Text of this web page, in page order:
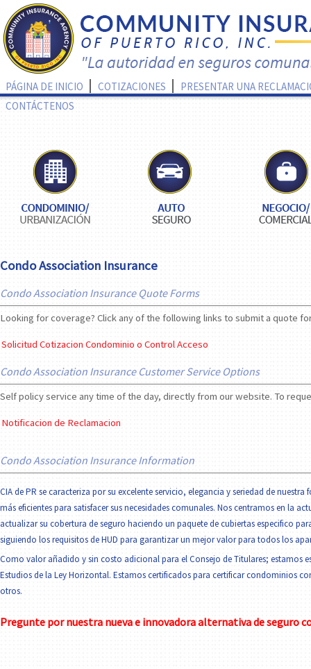
PÁGINA DE INICIO COTIZACIONES
PRESENTAR UNA
CONTÁCTENOS
Condo Association Insurance
Condo Association Insurance Quote Forms
Looking for coverage? Click any of the following links to submit a quote
Solicitud Cotizacion Condominio o Control Acceso
Condo Association Insurance Customer Service Options
Self policy service any time of the day, directly from our website. To
Notificacion de Reclamacion
Condo Association Insurance Information
CIA de PR se caracteriza por su excelente servicio, elegancia y seriedad de
más eficientes para satisfacer sus necesidades comunales. Nos centramos en la
actualizar su cobertura de seguro haciendo un paquete de cubiertas especifico
siguiendo los requisitos de HUD para garantizar un mejor valor para todos los
Como valor añadido y sin costo adicional para el Consejo de Titulares; estamos
Estudios de la Ley Horizontal. Estamos certificados para certificar condominios
otros.
Pregunte por nuestra nueva e innovadora alternativa de seguro